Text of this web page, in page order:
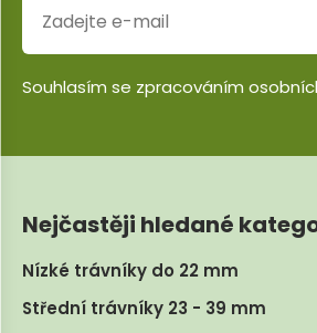
Souhlasím se zpracováním
Nejčastěji hledané
Nízké trávníky do 22 mm
Střední trávníky 23 - 39 mm